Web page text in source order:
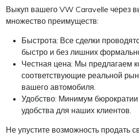
Выкуп вашего VW Caravelle через
множество преимуществ:
Быстрота: Все сделки
быстро и без лишних
Честная цена: Мы предлагаем
соответствующие реальной
вашего автомобиля.
Удобство: Минимум
удобства для наших клиентов.
Не упустите возможность продать